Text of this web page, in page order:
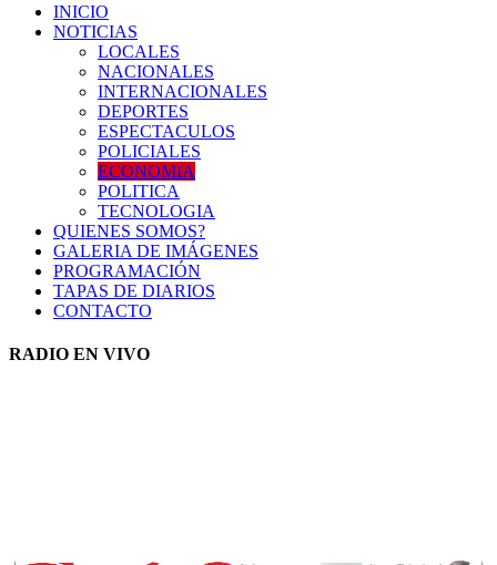
INICIO
NOTICIAS
LOCALES
NACIONALES
INTERNACIONALES
DEPORTES
ESPECTACULOS
POLICIALES
ECONOMIA
POLITICA
TECNOLOGIA
QUIENES SOMOS?
GALERIA DE IMÁGENES
PROGRAMACIÓN
TAPAS DE DIARIOS
CONTACTO
RADIO EN VIVO